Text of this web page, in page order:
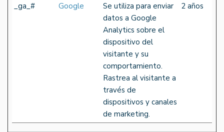
_ga_# Google
Se utiliza para enviar
datos a Google
Analytics sobre el
dispositivo del
visitante y su
comportamiento.
Rastrea al visitante a
través de
dispositivos y canales
de marketing.
2 años